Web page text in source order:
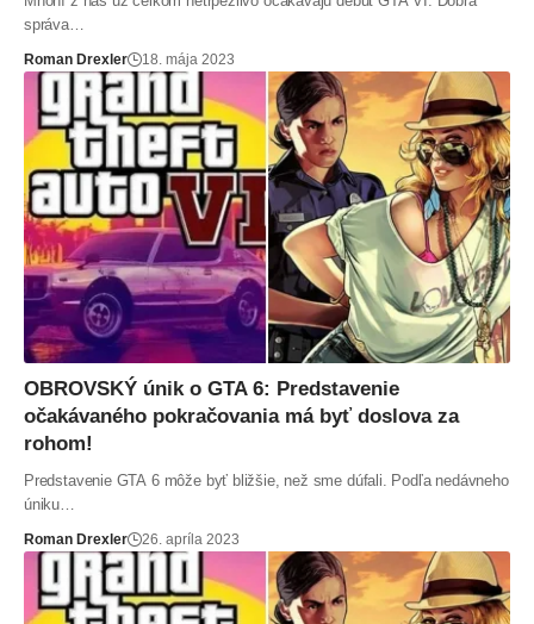
správa…
Roman Drexler 18. mája 2023
OBROVSKÝ únik o GTA 6: Predstavenie
očakávaného pokračovania má byť doslova za
rohom!
Predstavenie GTA 6 môže byť bližšie, než sme dúfali. Podľa nedávneho
úniku…
Roman Drexler 26. apríla 2023